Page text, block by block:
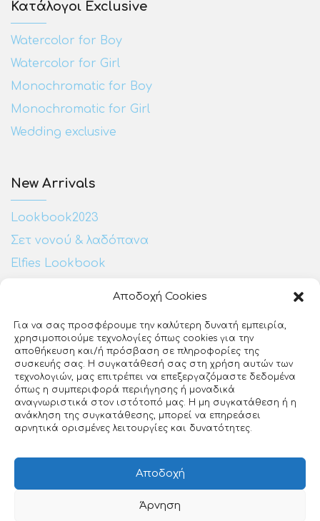
Αποδοχή Cookies
Για να σας προσφέρουμε την καλύτερη δυνατή εμπειρία,
χρησιμοποιούμε τεχνολογίες όπως cookies για την
αποθήκευση και/ή πρόσβαση σε πληροφορίες της
συσκευής σας. Η συγκατάθεσή σας στη χρήση αυτών των
τεχνολογιών, μας επιτρέπει να επεξεργαζόμαστε δεδομένα
όπως η συμπεριφορά περιήγησης ή μοναδικά
αναγνωριστικά στον ιστότοπό μας. Η μη συγκατάθεση ή η
ανάκληση της συγκατάθεσης, μπορεί να επηρεάσει
αρνητικά ορισμένες λειτουργίες και δυνατότητες.
Αποδοχή
Άρνηση
Κατάλογοι Exclusive
Watercolor for Boy
Watercolor for Girl
Monochromatic for Boy
Monochromatic for Girl
Wedding exclusive
New Arrivals
Lookbook2023
Σετ νονού & λαδόπανα
Elfies Lookbook
Ευζώνων 25
ΕΡΤ3
Θεσσαλονίκη, 54640
23140 27510
info@loveclip.gr